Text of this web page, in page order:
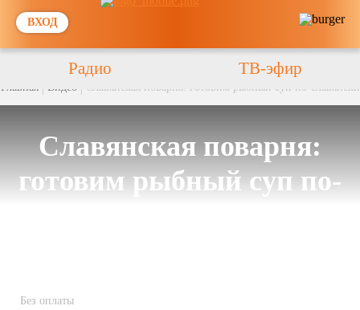
ВХОД
Радио ТВ-эфир
Главная Видео Славянская поварня: готовим рыбный суп по-славянски
Славянская поварня:
готовим рыбный суп по-
Без оплаты